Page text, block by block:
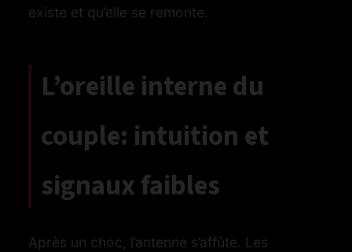
existe et qu’elle se remonte.
L’oreille interne du
couple: intuition et
signaux faibles
Après un choc, l’antenne s’affûte. Les